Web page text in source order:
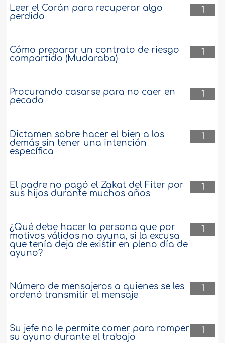
1
Leer el Corán para recuperar algo
perdido
1
Cómo preparar un contrato de riesgo
compartido (Mudaraba)
1
Procurando casarse para no caer en
pecado
1
Dictamen sobre hacer el bien a los
demás sin tener una intención
específica
1
El padre no pagó el Zakat del Fiter por
sus hijos durante muchos años
1
¿Qué debe hacer la persona que por
motivos válidos no ayuna, si la excusa
que tenía deja de existir en pleno día de
ayuno?
1
Número de mensajeros a quienes se les
ordenó transmitir el mensaje
1
Su jefe no le permite comer para romper
su ayuno durante el trabajo